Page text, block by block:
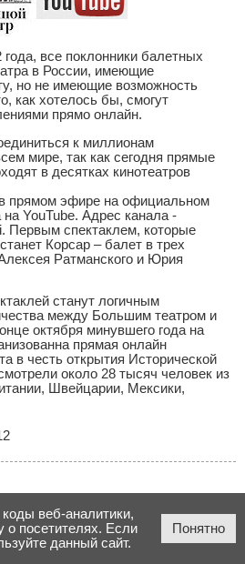
все поклонники балетных
в России, имеющие
но не имеющие возможность
как хотелось бы, смогут
прямо онлайн.
к миллионам
мире, так как сегодня прямые
в десятках кинотеатров
прямом эфире на официальном
YouTube. Адрес канала -
Первым спектаклем, которые
Корсар – балет в трех
Ратманского и Юрия
станут логичным
между Большим театром и
октября минувшего года на
прямая онлайн
в честь открытия Исторической
около 28 тысяч человек из
Швейцарии, Мексики,
веб-аналитики,
о посетителях. Если
данный сайт.
Понятно